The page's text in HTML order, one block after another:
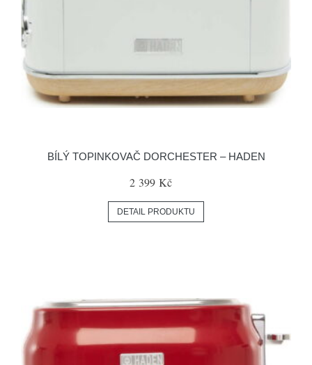
BÍLÝ TOPINKOVAČ DORCHESTER – HADEN
2 399 Kč
DETAIL PRODUKTU